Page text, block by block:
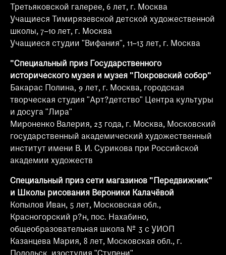
Третьяковской галерее, 6 лет, г. Москва
Учащиеся Тимирязевской детской художественной
школы, 7–10 лет, г. Москва
Учащиеся студии "Вифания", 11–13 лет, г. Москва
"Специальный приз Государственного
исторического музея и музея "Покровский собор"
Бакарас Полина, 9 лет, г. Москва, городская
творческая студия "Арт?детство" Центра культуры
и досуга "Лира"
Мироненко Валерия, 23 года, г. Москва, Московский
государственный академический художественный
институт имени В. И. Сурикова при Российской
академии художеств
Специальный приз сети магазинов "Передвижник"
и Школы рисования Вероники Калачёвой
Копылов Иван, 5 лет, Московская обл.,
Красногорский р?н, пос. Нахабино,
общеобразовательная школа № 3 с УИОП
Казанцева Мария, 8 лет, Московская обл., г.